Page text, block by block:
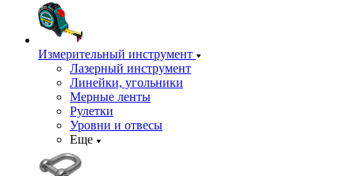
Измерительный инструмент
Лазерный инструмент
Линейки, угольники
Мерные ленты
Рулетки
Уровни и отвесы
Еще